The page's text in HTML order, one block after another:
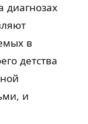
диагнозах
в
детства
и